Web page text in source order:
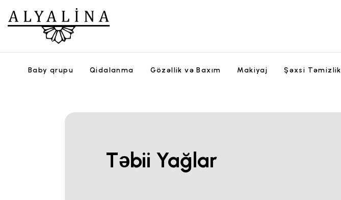
Baby qrupu Qidalanma Gözəllik və Baxım Makiyaj Şəxsi Təmizlik
Təbii Yağlar